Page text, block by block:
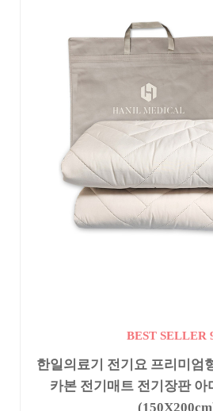
BEST SELLER
한일의료기 전기요 프리미엄
카본 전기매트 전기장판 아